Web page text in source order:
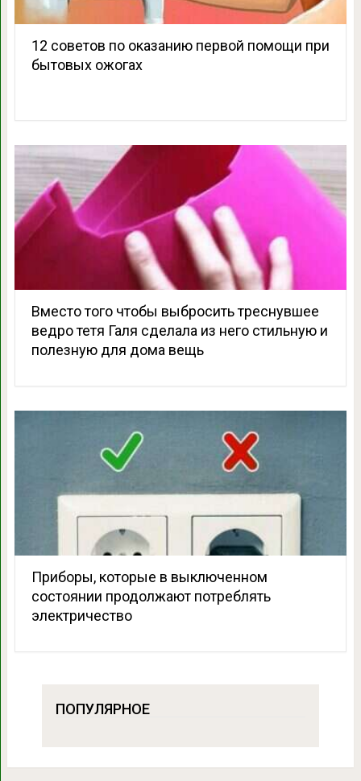
12 советов по оказанию первой помощи при
бытовых ожогах
Вместо того чтобы выбросить треснувшее
ведро тетя Галя сделала из него стильную и
полезную для дома вещь
Приборы, которые в выключенном
состоянии продолжают потреблять
электричество
ПОПУЛЯРНОЕ